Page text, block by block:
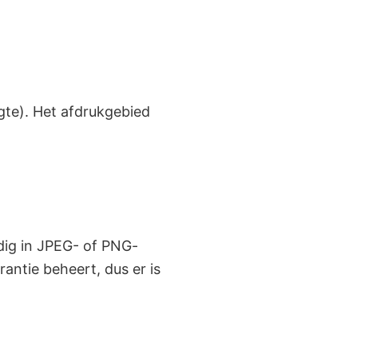
Het afdrukgebied
in JPEG- of PNG-
beheert, dus er is